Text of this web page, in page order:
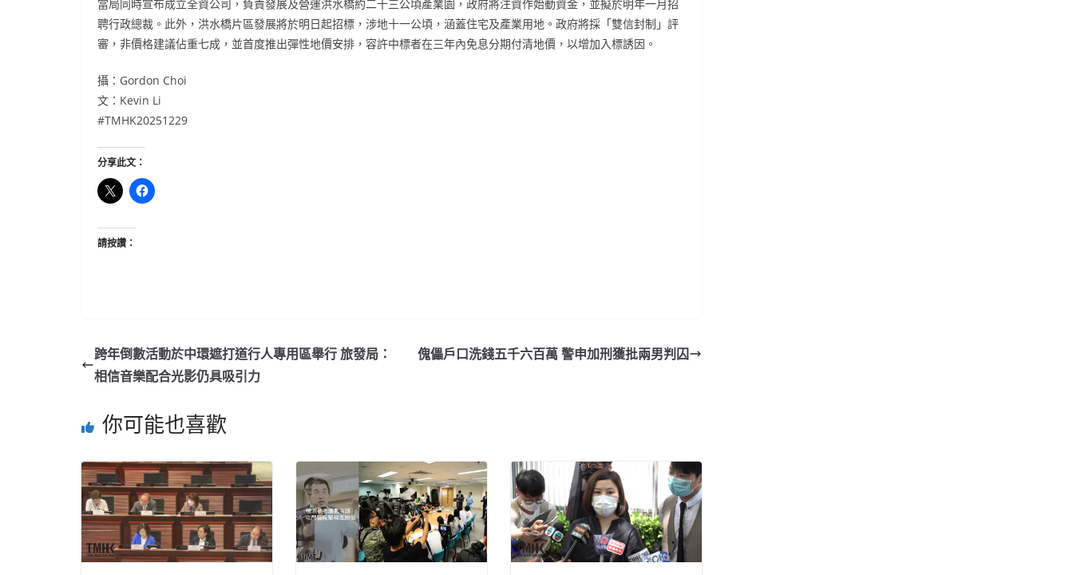
當局同時宣布成立全資公司，負責發展及營運洪水橋約二十三公頃產業園，政府將注資作始動資金，並擬於明年一月招
聘行政總裁。此外，洪水橋片區發展將於明日起招標，涉地十一公頃，涵蓋住宅及產業用地。政府將採「雙信封制」評
審，非價格建議佔重七成，並首度推出彈性地價安排，容許中標者在三年內免息分期付清地價，以增加入標誘因。
攝：Gordon Choi
文：Kevin Li
#TMHK20251229
分享此文：
請按讚：
跨年倒數活動於中環遮打道行人專用區舉行 旅發局：
相信音樂配合光影仍具吸引力
傀儡戶口洗錢五千六百萬 警申加刑獲批兩男判囚
你可能也喜歡